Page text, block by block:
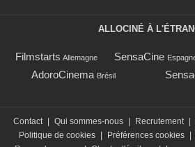
ALLOCINÉ À
Filmstarts Allemagne SensaCine
AdoroCinema Brésil
Contact Qui sommes-nous Recrutement
Politique de cookies
Préférences cookies